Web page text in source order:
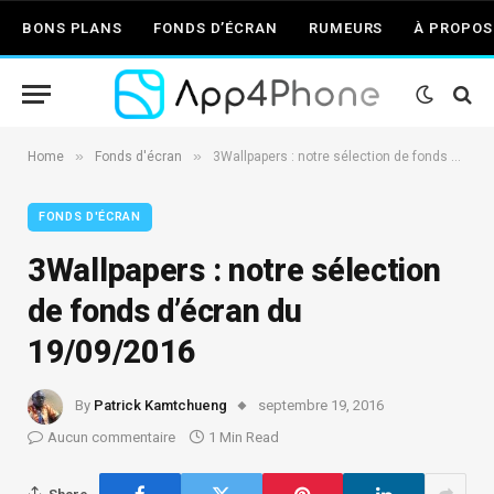
BONS PLANS FONDS D’ÉCRAN RUMEURS À PROPOS
Home » Fonds d'écran » 3Wallpapers : notre sélection de fonds d’écran du 19/09/2016
FONDS D'ÉCRAN
3Wallpapers : notre sélection
de fonds d’écran du
19/09/2016
By Patrick Kamtchueng
septembre 19, 2016
Aucun commentaire
1 Min Read